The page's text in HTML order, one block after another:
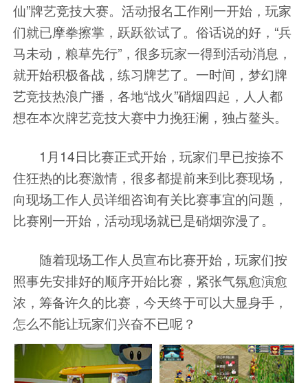
仙”牌艺竞技大赛。活动报名工作刚一开始，玩家
们就已摩拳擦掌，跃跃欲试了。俗话说的好，“兵
马未动，粮草先行”，很多玩家一得到活动消息，
就开始积极备战，练习牌艺了。一时间，梦幻牌
艺竞技热浪广播，各地“战火”硝烟四起，人人都
想在本次牌艺竞技大赛中力挽狂澜，独占鳌头。
1月14日比赛正式开始，玩家们早已按捺不
住狂热的比赛激情，很多都提前来到比赛现场，
向现场工作人员详细咨询有关比赛事宜的问题，
比赛刚一开始，活动现场就已是硝烟弥漫了。
随着现场工作人员宣布比赛开始，玩家们按
照事先安排好的顺序开始比赛，紧张气氛愈演愈
浓，筹备许久的比赛，今天终于可以大显身手，
怎么不能让玩家们兴奋不已呢？